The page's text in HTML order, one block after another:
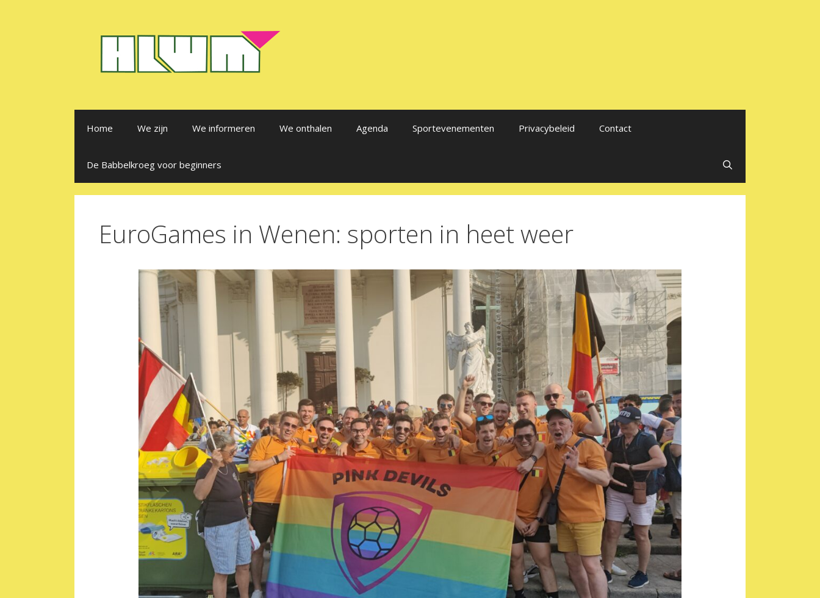
Home We zijn We informeren We onthalen Agenda Sportevenementen Privacybeleid Contact
De Babbelkroeg voor beginners
EuroGames in Wenen: sporten in heet weer